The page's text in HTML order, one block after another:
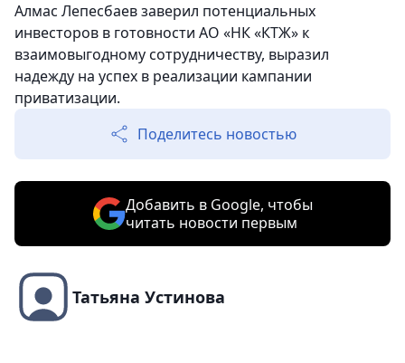
Алмас Лепесбаев заверил потенциальных
инвесторов в готовности АО «НК «КТЖ» к
взаимовыгодному сотрудничеству, выразил
надежду на успех в реализации кампании
приватизации.
Поделитесь новостью
Добавить в Google, чтобы
читать новости первым
Татьяна Устинова